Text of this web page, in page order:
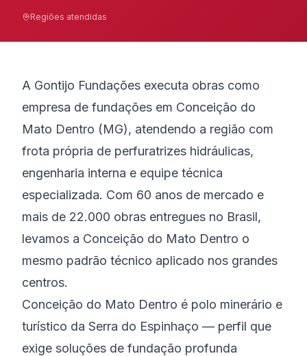
Regiões atendidas
A Gontijo Fundações executa obras como
empresa de fundações em Conceição do
Mato Dentro (MG), atendendo a região com
frota própria de perfuratrizes hidráulicas,
engenharia interna e equipe técnica
especializada. Com 60 anos de mercado e
mais de 22.000 obras entregues no Brasil,
levamos a Conceição do Mato Dentro o
mesmo padrão técnico aplicado nos grandes
centros.
Conceição do Mato Dentro é polo minerário e
turístico da Serra do Espinhaço — perfil que
exige soluções de fundação profunda